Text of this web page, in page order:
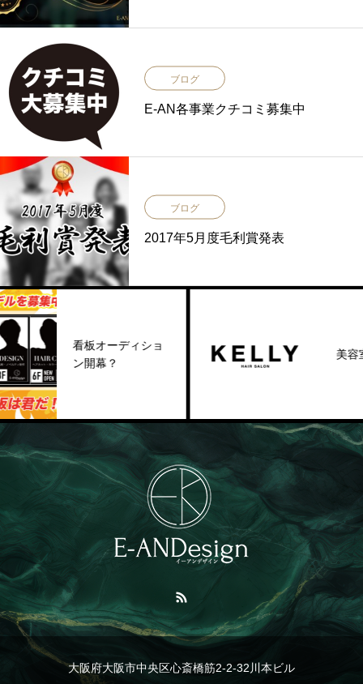
ブログ
E-AN各事業クチコミ募集中
ブログ
2017年5月度毛利賞発表
看板オーディショ
ン開幕？
美容室
大阪府大阪市中央区心斎橋筋2-2-32川本ビル